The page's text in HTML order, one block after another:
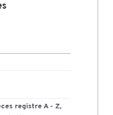
registre A - Z,